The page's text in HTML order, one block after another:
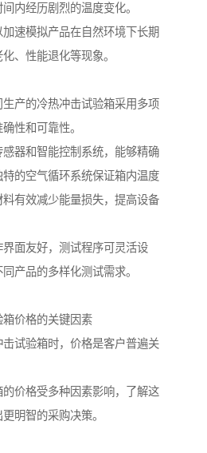
内经历剧烈的温度变化。
速模拟产品在自然环境下长期
、性能退化等现象。
产的冷热冲击试验箱采用多项
性和可靠性。
器和智能控制系统，能够精确
的空气循环系统保证箱内温度
有效减少能量损失，提高设备
界面友好，测试程序可灵活设
产品的多样化测试需求。
价格的关键因素
试验箱时，价格是客户普遍关
价格受多种因素影响，了解这
明智的采购决策。